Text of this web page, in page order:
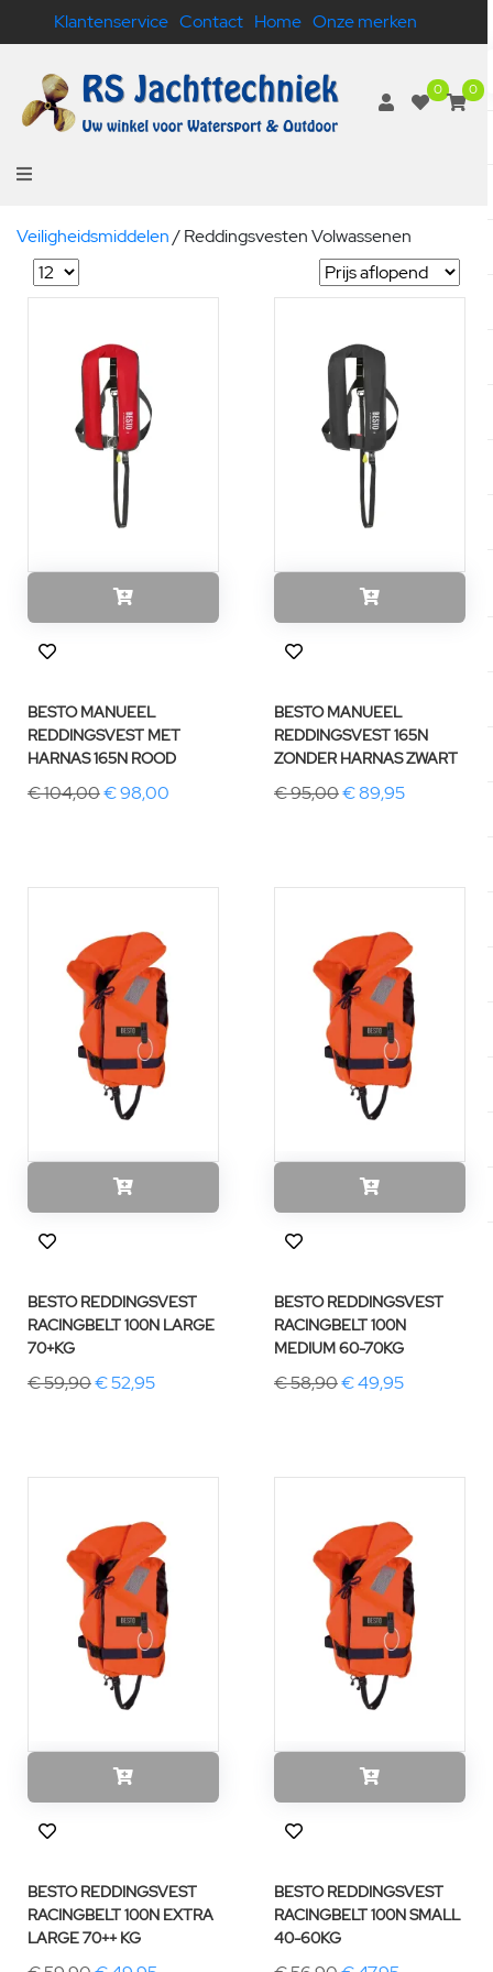
Klantenservice Contact Home Onze merken
0 0
Veiligheidsmiddelen/Reddingsvesten Volwassenen
BESTO MANUEEL
REDDINGSVEST MET
HARNAS 165N ROOD
€ 104,00€ 98,00
BESTO MANUEEL
REDDINGSVEST 165N
ZONDER HARNAS ZWART
€ 95,00€ 89,95
BESTO REDDINGSVEST
RACINGBELT 100N LARGE
70+KG
€ 59,90€ 52,95
BESTO REDDINGSVEST
RACINGBELT 100N
MEDIUM 60-70KG
€ 58,90€ 49,95
BESTO REDDINGSVEST
RACINGBELT 100N EXTRA
LARGE 70++ KG
BESTO REDDINGSVEST
RACINGBELT 100N SMALL
40-60KG